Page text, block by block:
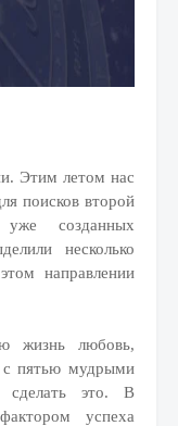
Этим летом нас
поисков второй
созданных
несколько
направлении
жизнь любовь,
с пятью мудрыми
сделать это. В
успеха